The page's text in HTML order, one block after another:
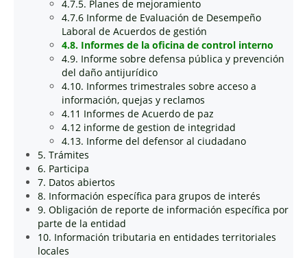
4.7.5. Planes de mejoramiento
4.7.6 Informe de Evaluación de Desempeño
Laboral de Acuerdos de gestión
4.8. Informes de la oficina de control interno
4.9. Informe sobre defensa pública y prevención
del daño antijurídico
4.10. Informes trimestrales sobre acceso a
información, quejas y reclamos
4.11 Informes de Acuerdo de paz
4.12 informe de gestion de integridad
4.13. Informe del defensor al ciudadano
5. Trámites
6. Participa
7. Datos abiertos
8. Información específica para grupos de interés
9. Obligación de reporte de información específica por
parte de la entidad
10. Información tributaria en entidades territoriales
locales